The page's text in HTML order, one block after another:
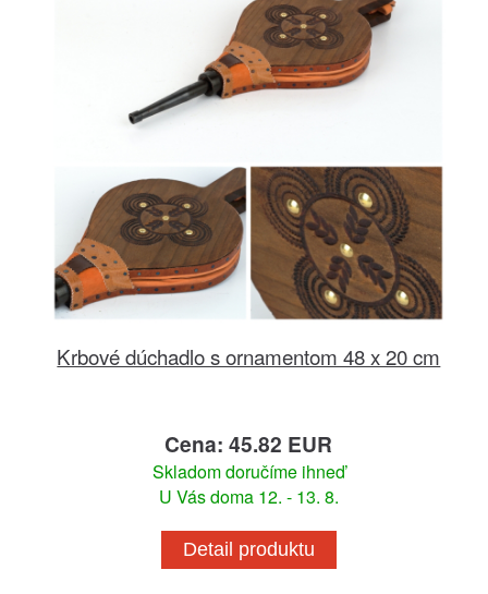
Krbové dúchadlo s ornamentom 48 x 20 cm
Cena: 45.82 EUR
Skladom doručíme ihneď
U Vás doma 12. - 13. 8.
Detail produktu